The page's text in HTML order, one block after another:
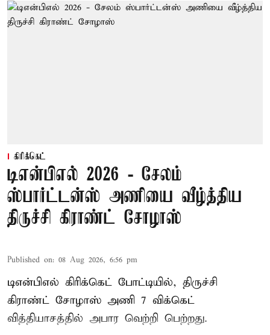
கிரிக்கெட்
டிஎன்பிஎல் 2026 - சேலம்
ஸ்பார்ட்டன்ஸ் அணியை வீழ்த்திய
திருச்சி கிராண்ட் சோழாஸ்
Published on: 08 Aug 2026, 6:56 pm
டிஎன்பிஎல் கிரிக்கெட் போட்டியில், திருச்சி
கிராண்ட் சோழாஸ் அணி 7 விக்கெட்
வித்தியாசத்தில் அபார வெற்றி பெற்றது.